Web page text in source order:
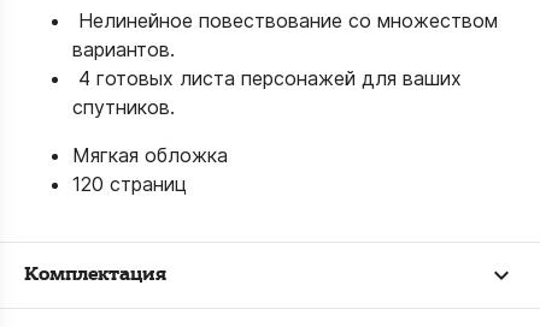
Нелинейное повествование со множеством
вариантов.
4 готовых листа персонажей для ваших
спутников.
Мягкая обложка
120 страниц
Комплектация